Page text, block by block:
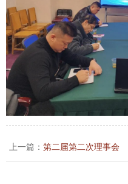
上一篇： 第二届第二次理事会